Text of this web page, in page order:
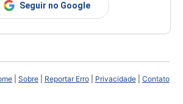
Seguir no Google
| Sobre| Reportar Erro| Privacidade| Contato